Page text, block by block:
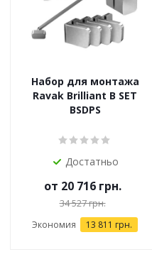
Набор для монтажа
Ravak Brilliant B SET
BSDPS
Достатньо
от 20 716 грн.
34 527 грн.
Экономия 13 811 грн.